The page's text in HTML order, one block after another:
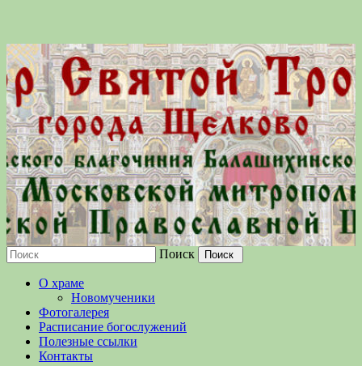
Православной Церкви
Поиск
О храме
Новомученики
Фотогалерея
Расписание богослужений
Полезные ссылки
Контакты